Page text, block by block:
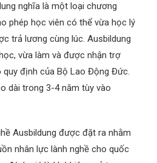
nghĩa là một loại chương
phép học viên có thể vừa học lý
trả lương cùng lúc. Ausbildung
vừa làm và được nhận trợ
định của Bộ Lao Động Đức.
dài trong 3-4 năm tùy vào
Ausbildung được đặt ra nhằm
nhân lực lành nghề cho quốc